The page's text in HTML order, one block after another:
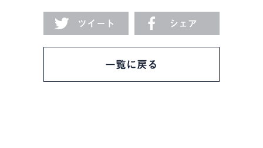
ツイート シェア
一覧に戻る